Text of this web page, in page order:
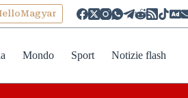
Mondo Sport Notizie flash